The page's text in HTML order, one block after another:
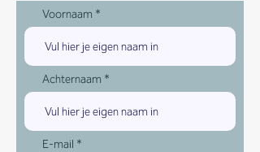
Voornaam
Achternaam
E-mail